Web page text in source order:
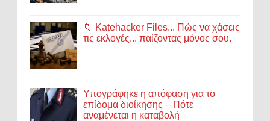
📁 Katehacker Files... Πώς να χάσεις
τις εκλογές... παίζοντας μόνος σου.
Υπογράφηκε η απόφαση για το
επίδομα διοίκησης – Πότε
αναμένεται η καταβολή